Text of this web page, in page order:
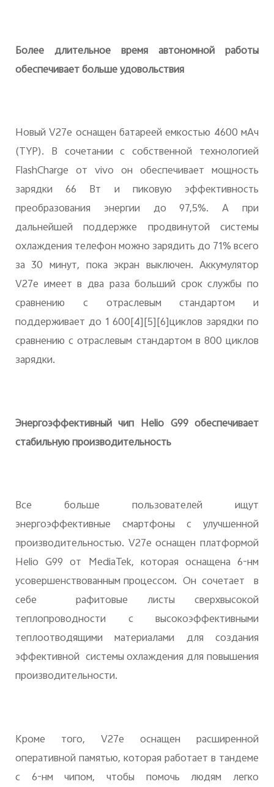
Более длительное время автономной работы
обеспечивает больше удовольствия
Новый V27e оснащен батареей емкостью 4600 мАч
(TYP). В сочетании с собственной технологией
FlashCharge от vivo он обеспечивает мощность
зарядки 66 Вт и пиковую эффективность
преобразования энергии до 97,5%. А при
дальнейшей поддержке продвинутой системы
охлаждения телефон можно зарядить до 71% всего
за 30 минут, пока экран выключен. Аккумулятор
V27e имеет в два раза больший срок службы по
сравнению с отраслевым стандартом и
поддерживает до 1 600[4][5][6]циклов зарядки по
сравнению с отраслевым стандартом в 800 циклов
зарядки.
Энергоэффективный чип Helio G99 обеспечивает
стабильную производительность
Все больше пользователей ищут
энергоэффективные смартфоны с улучшенной
производительностью. V27e оснащен платформой
Helio G99 от MediaTek, которая оснащена 6-нм
усовершенствованным процессом. Он сочетает в
себе рафитовые листы сверхвысокой
теплопроводности с высокоэффективными
теплоотводящими материалами для создания
эффективной системы охлаждения для повышения
производительности.
Кроме того, V27e оснащен расширенной
оперативной памятью, которая работает в тандеме
с 6-нм чипом, чтобы помочь людям легко